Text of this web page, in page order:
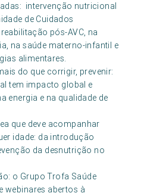
intervenção nutricional
de Cuidados
pós-AVC, na
na saúde materno-infantil e
alimentares.
do que corrigir, prevenir:
tem impacto global e
energia e na qualidade de
que deve acompanhar
idade: da introdução
da desnutrição no
o Grupo Trofa Saúde
webinares abertos à